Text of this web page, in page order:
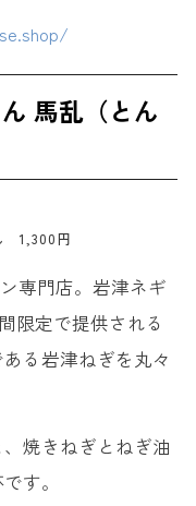
馬乱（とん
1,300円
専門店。岩津ネギ
限定で提供される
る岩津ねぎを丸々
焼きねぎとねぎ油
す。